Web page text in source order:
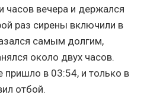
часов вечера и держался
раз сирены включили в
самым долгим,
около двух часов.
пришло в 03:54, и только в
отбой.